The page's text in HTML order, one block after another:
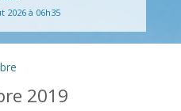
2026 à 06h35
2019